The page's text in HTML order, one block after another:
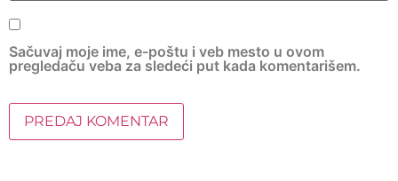
Sačuvaj moje ime, e-poštu i veb mesto u ovom
pregledaču veba za sledeći put kada komentarišem.